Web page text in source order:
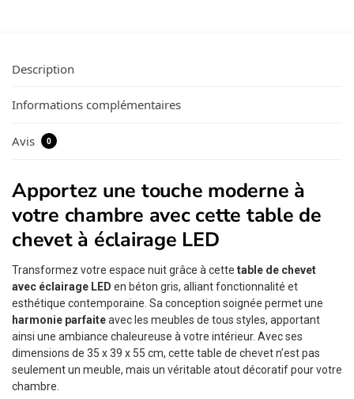
Description
Informations complémentaires
Avis 0
Apportez une touche moderne à
votre chambre avec cette table de
chevet à éclairage LED
Transformez votre espace nuit grâce à cette table de chevet
avec éclairage LED en béton gris, alliant fonctionnalité et
esthétique contemporaine. Sa conception soignée permet une
harmonie parfaiteavec les meubles de tous styles, apportant
ainsi une ambiance chaleureuse à votre intérieur. Avec ses
dimensions de 35 x 39 x 55 cm, cette table de chevet n’est pas
seulement un meuble, mais un véritable atout décoratif pour votre
chambre.